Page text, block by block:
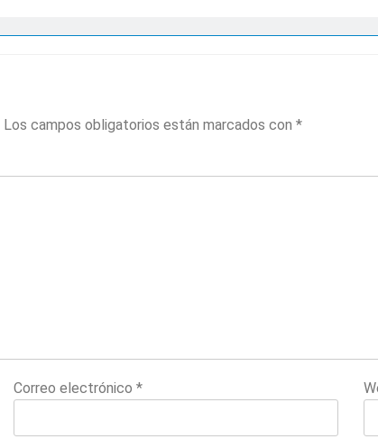
Los campos obligatorios están marcados con *
Correo electrónico*